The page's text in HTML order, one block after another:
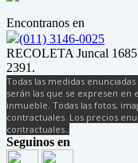
Encontranos en
(011) 3146-0025
RECOLETA Juncal
2391.
Todas las medidas
serán las que se expresen
inmueble. Todas las fotos,
contractuales. Los precios
contractuales..
Seguinos en